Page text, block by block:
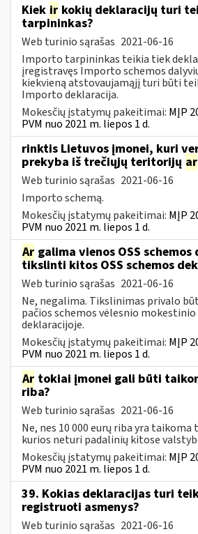
Kiek ir kokių deklaracijų turi
tarpininkas?
Web turinio sąrašas 2021-06-16
Importo tarpininkas teikia tiek
įregistravęs Importo schemos
kiekvieną atstovaujamąjį turi būti
Importo deklaracija.
Mokesčių įstatymų pakeitimai: MĮP
PVM nuo 2021 m. liepos 1 d.
rinktis Lietuvos įmonei, kuri
prekyba iš trečiųjų teritorijų ar
Web turinio sąrašas 2021-06-16
Importo schemą.
Mokesčių įstatymų pakeitimai: MĮP
PVM nuo 2021 m. liepos 1 d.
Ar galima vienos OSS schemos
tikslinti kitos OSS schemos
Web turinio sąrašas 2021-06-16
Ne, negalima. Tikslinimas privalo
pačios schemos vėlesnio
deklaracijoje.
Mokesčių įstatymų pakeitimai: MĮP
PVM nuo 2021 m. liepos 1 d.
Ar tokiai įmonei gali būti
riba?
Web turinio sąrašas 2021-06-16
Ne, nes 10 000 eurų riba yra
kurios neturi padalinių kitose
Mokesčių įstatymų pakeitimai: MĮP
PVM nuo 2021 m. liepos 1 d.
39. Kokias deklaracijas turi
registruoti asmenys?
Web turinio sąrašas 2021-06-16